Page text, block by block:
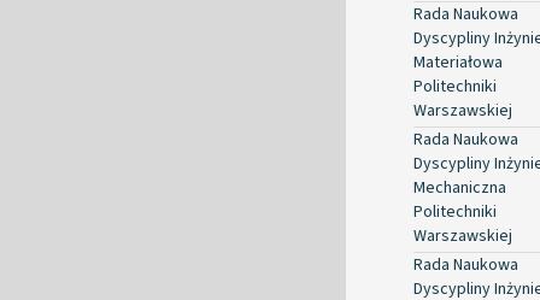
Rada Naukowa
Dyscypliny
Materiałowa
Politechniki
Warszawskiej
Rada Naukowa
Dyscypliny
Mechaniczna
Politechniki
Warszawskiej
Rada Naukowa
Dyscypliny